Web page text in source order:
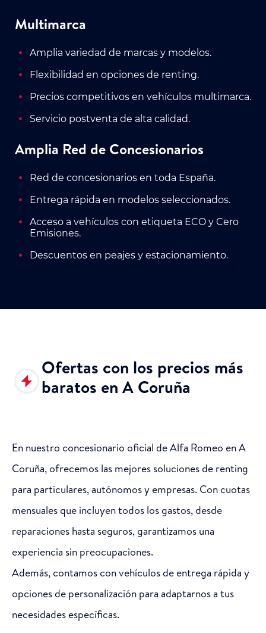
Multimarca
Amplia variedad de marcas y modelos.
Flexibilidad en opciones de renting.
Precios competitivos en vehículos multimarca.
Servicio postventa de alta calidad.
Amplia Red de Concesionarios
Red de concesionarios en toda España.
Entrega rápida en modelos seleccionados.
Acceso a vehículos con etiqueta ECO y Cero
Emisiones.
Descuentos en peajes y estacionamiento.
Ofertas con los precios más
baratos en A Coruña
En nuestro concesionario oficial de Alfa Romeo en A
Coruña, ofrecemos las mejores soluciones de renting
para particulares, autónomos y empresas. Con cuotas
mensuales que incluyen todos los gastos, desde
reparaciones hasta seguros, garantizamos una
experiencia sin preocupaciones.
Además, contamos con vehículos de entrega rápida y
opciones de personalización para adaptarnos a tus
necesidades específicas.